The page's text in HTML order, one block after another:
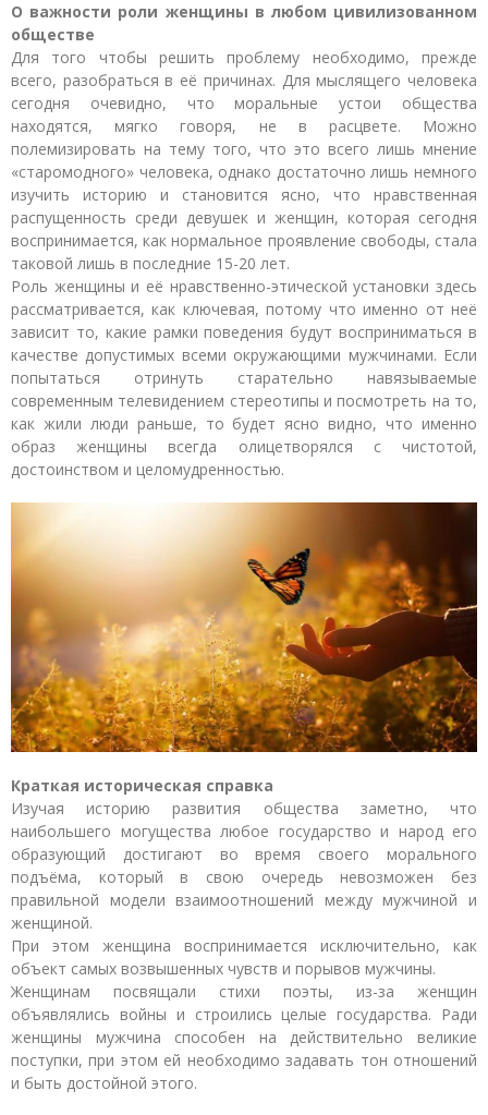
О важности роли женщины в любом цивилизованном
обществе
Для того чтобы решить проблему необходимо, прежде
всего, разобраться в её причинах. Для мыслящего человека
сегодня очевидно, что моральные устои общества
находятся, мягко говоря, не в расцвете. Можно
полемизировать на тему того, что это всего лишь мнение
«старомодного» человека, однако достаточно лишь немного
изучить историю и становится ясно, что нравственная
распущенность среди девушек и женщин, которая сегодня
воспринимается, как нормальное проявление свободы, стала
таковой лишь в последние 15-20 лет.
Роль женщины и её нравственно-этической установки здесь
рассматривается, как ключевая, потому что именно от неё
зависит то, какие рамки поведения будут восприниматься в
качестве допустимых всеми окружающими мужчинами. Если
попытаться отринуть старательно навязываемые
современным телевидением стереотипы и посмотреть на то,
как жили люди раньше, то будет ясно видно, что именно
образ женщины всегда олицетворялся с чистотой,
достоинством и целомудренностью.
Краткая историческая справка
Изучая историю развития общества заметно, что
наибольшего могущества любое государство и народ его
образующий достигают во время своего морального
подъёма, который в свою очередь невозможен без
правильной модели взаимоотношений между мужчиной и
женщиной.
При этом женщина воспринимается исключительно, как
объект самых возвышенных чувств и порывов мужчины.
Женщинам посвящали стихи поэты, из-за женщин
объявлялись войны и строились целые государства. Ради
женщины мужчина способен на действительно великие
поступки, при этом ей необходимо задавать тон отношений
и быть достойной этого.